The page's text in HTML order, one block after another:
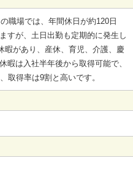
職場では、年間休日が約120日
すが、土日出勤も定期的に発生し
暇があり、産休、育児、介護、慶
暇は入社半年後から取得可能で、
取得率は9割と高いです。